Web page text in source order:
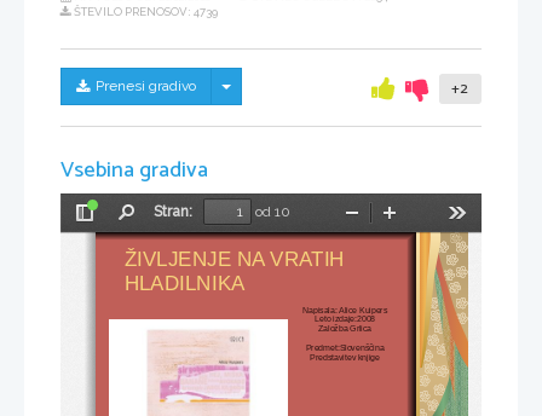
ŠTEVILO PRENOSOV: 4739
Prenesi gradivo Skrij/prikaži meni +2
Vsebina gradiva
Preklopi
stransko
vrstico
Stran:
od 10
Pomanjšaj
ŽIVLJENJE NA VRATIH
HLADILNIKA
Napisala: Alice Kuipers
Leto izdaje:2008
Založba Grlica
Predmet:Slovenščina
Predstavitev knjige